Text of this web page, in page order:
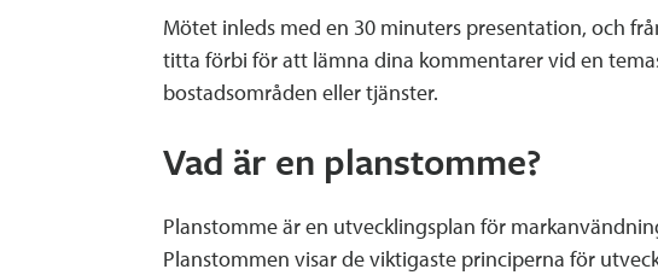
Mötet inleds med en 30 minuters presentation, och
titta förbi för att lämna dina kommentarer vid en
bostadsområden eller tjänster.
Vad är en planstomme?
Planstomme är en utvecklingsplan för
Planstommen visar de viktigaste principerna för